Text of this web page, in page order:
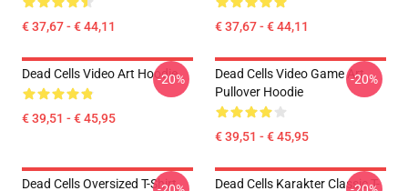
€ 37,67 - € 44,11 € 37,67 - € 44,11
Dead Cells Video Art Hoodie
€ 39,51 - € 45,95
-20%
Dead Cells Video Game Art
Pullover Hoodie
€ 39,51 - € 45,95
-20%
Dead Cells Oversized T-Shirt
Dead Cells Karakter Classic T-